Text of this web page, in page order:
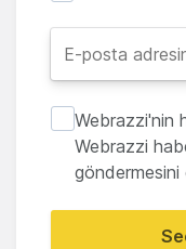
Webrazzi'nin
Webrazzi
göndermesini